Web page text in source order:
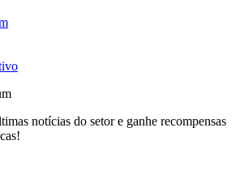
notícias do setor e ganhe recompensas